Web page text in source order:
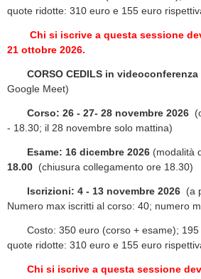
quote ridotte: 310 euro e 155 euro
Chi si iscrive a questa sessione
21 ottobre 2026.
CORSO CEDILS in videoconferenza
Google Meet)
Corso: 26 - 27- 28 novembre 2026
- 18.30; il 28 novembre solo mattina)
Esame: 16 dicembre 2026 (modalità
18.00 (chiusura collegamento ore 18.30)
Iscrizioni: 4 - 13 novembre 2026 (a
Numero max iscritti al corso: 40; numero
Costo: 350 euro (corso + esame); 195
quote ridotte: 310 euro e 155 euro
Chi si iscrive a questa sessione